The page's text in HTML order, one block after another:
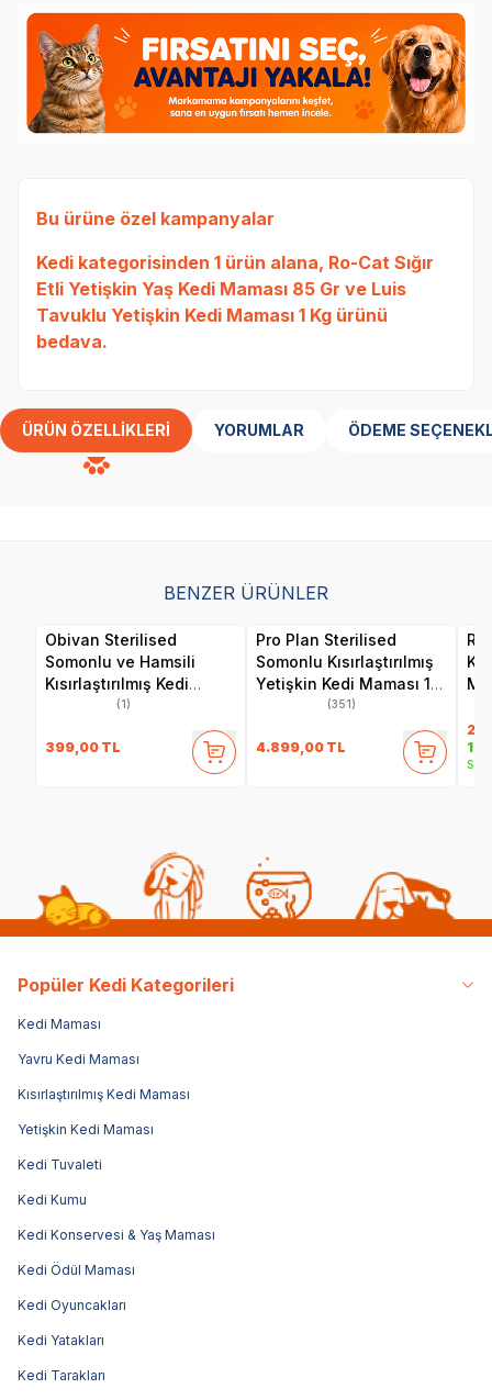
Bu ürüne özel kampanyalar
Kedi kategorisinden 1 ürün alana, Ro-Cat Sığır
Etli Yetişkin Yaş Kedi Maması 85 Gr ve Luis
Tavuklu Yetişkin Kedi Maması 1 Kg ürünü
bedava.
ÜRÜN ÖZELLIKLERI YORUMLAR ÖDEME
BENZER ÜRÜNLER
Obivan Sterilised
Somonlu ve Hamsili
Kısırlaştırılmış Kedi
Maması 2 kg
(1)
399,00 TL
Pro Plan Sterilised
Somonlu Kısırlaştırılmış
Yetişkin Kedi Maması 10
(351)
4.899,00 TL
Popüler Kedi Kategorileri
Kedi Maması
Yavru Kedi Maması
Kısırlaştırılmış Kedi Maması
Yetişkin Kedi Maması
Kedi Tuvaleti
Kedi Kumu
Kedi Konservesi & Yaş Maması
Kedi Ödül Maması
Kedi Oyuncakları
Kedi Yatakları
Kedi Tarakları